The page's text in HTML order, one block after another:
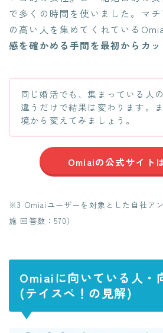
で多くの時間を使いました。マ
の高い人を集めてくれている
感を確かめる手間を最初からカッ
同じ婚活でも、集まっている人
違うだけで結果は変わります。
境から変えてみましょう。
Omiaiの公式サイト
※3 Omiaiユーザーを対象とした自社ア
施 回答数：570）
Omiaiに向いている人・
(テイスペ！の見解)